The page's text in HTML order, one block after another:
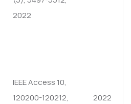
2022
IEEE Access 10,
120200-120212,
2022